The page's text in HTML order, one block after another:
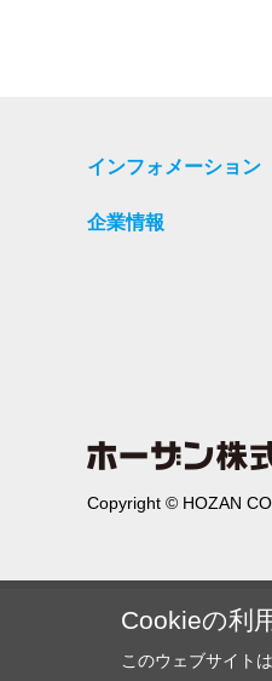
インフォメーション
企業情報
Copyright © HOZAN
Cookieの利
このウェブサイト